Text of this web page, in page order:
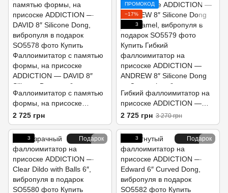
Фаллоимитатор с памятью
формы, на присоске
ADDICTION — DAVID 8″
Silicone Dong, вибропуля в
подарок
2 725 грн
ПРОМОКОД
−17%
3
Гибкий фаллоимитатор на
присоске ADDICTION —
ANDREW 8″ Silicone Dong
— Caramel, вибропуля в
подарок
2 725 грн 3 270 грн
Подарок
3 Подарок
3